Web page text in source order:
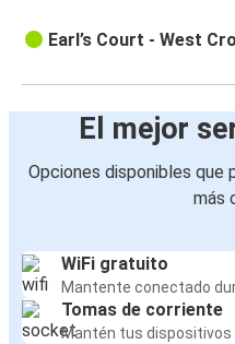
Earl’s Court - West
El mejor
Opciones disponibles que
más
WiFi gratuito
Mantente conectado
Tomas de corriente
Mantén tus